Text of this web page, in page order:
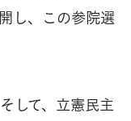
し、この参院選
して、立憲民主